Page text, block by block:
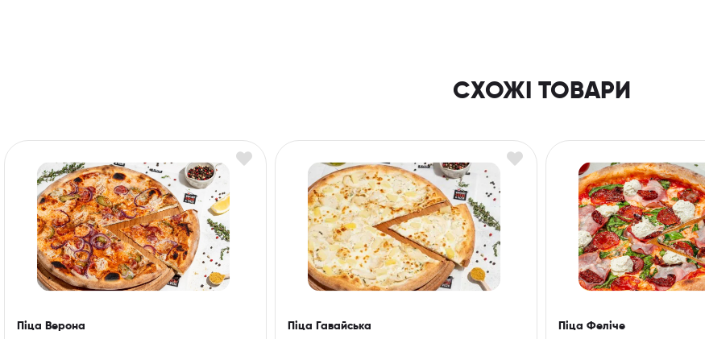
СХОЖІ ТОВАРИ
Піца Верона Піца Гавайська Піца Феліче